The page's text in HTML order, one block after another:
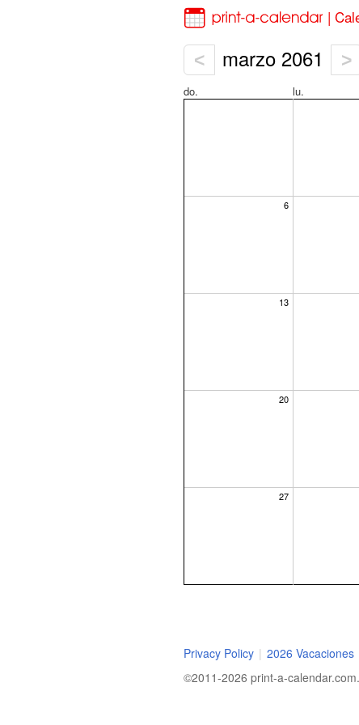
|
< marzo 2061 >
do. lu.
6
13
20
27
Privacy Policy | 2026 Vacaciones
©2011-2026 print-a-